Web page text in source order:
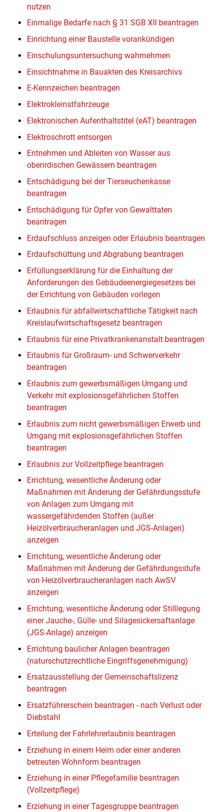
nutzen
Einmalige Bedarfe nach § 31 SGB XII beantragen
Einrichtung einer Baustelle vorankündigen
Einschulungsuntersuchung wahrnehmen
Einsichtnahme in Bauakten des Kreisarchivs
E-Kennzeichen beantragen
Elektrokleinstfahrzeuge
Elektronischen Aufenthaltstitel (eAT) beantragen
Elektroschrott entsorgen
Entnehmen und Ableiten von Wasser aus
oberirdischen Gewässern beantragen
Entschädigung bei der Tierseuchenkasse
beantragen
Entschädigung für Opfer von Gewalttaten
beantragen
Erdaufschluss anzeigen oder Erlaubnis beantragen
Erdaufschüttung und Abgrabung beantragen
Erfüllungserklärung für die Einhaltung der
Anforderungen des Gebäudeenergiegesetzes bei
der Errichtung von Gebäuden vorlegen
Erlaubnis für abfallwirtschaftliche Tätigkeit nach
Kreislaufwirtschaftsgesetz beantragen
Erlaubnis für eine Privatkrankenanstalt beantragen
Erlaubnis für Großraum- und Schwerverkehr
beantragen
Erlaubnis zum gewerbsmäßigen Umgang und
Verkehr mit explosionsgefährlichen Stoffen
beantragen
Erlaubnis zum nicht gewerbsmäßigen Erwerb und
Umgang mit explosionsgefährlichen Stoffen
beantragen
Erlaubnis zur Vollzeitpflege beantragen
Errichtung, wesentliche Änderung oder
Maßnahmen mit Änderung der Gefährdungsstufe
von Anlagen zum Umgang mit
wassergefährdenden Stoffen (außer
Heizölverbraucheranlagen und JGS-Anlagen)
anzeigen
Errichtung, wesentliche Änderung oder
Maßnahmen mit Änderung der Gefährdungsstufe
von Heizölverbraucheranlagen nach AwSV
anzeigen
Errichtung, wesentliche Änderung oder Stilllegung
einer Jauche-, Gülle- und Silagesickersaftanlage
(JGS-Anlage) anzeigen
Errichtung baulicher Anlagen beantragen
(naturschutzrechtliche Eingriffsgenehmigung)
Ersatzausstellung der Gemeinschaftslizenz
beantragen
Ersatzführerschein beantragen - nach Verlust oder
Diebstahl
Erteilung der Fahrlehrerlaubnis beantragen
Erziehung in einem Heim oder einer anderen
betreuten Wohnform beantragen
Erziehung in einer Pflegefamilie beantragen
(Vollzeitpflege)
Erziehung in einer Tagesgruppe beantragen